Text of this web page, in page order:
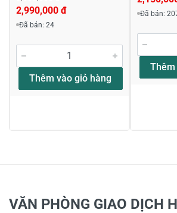
nhờ tư vấn
thân máy nayd dùng chung pin với
Viết nhận xét về sản phẩm
2,990,000 đ
Đã bán: 24
Thêm vào giỏ hàng
Đã bán:
Thêm
VĂN PHÒNG GIAO DỊCH